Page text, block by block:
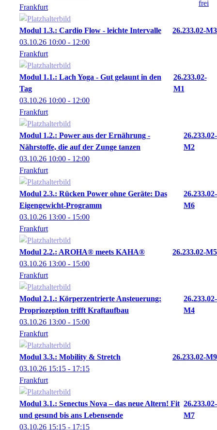
Frankfurt
Modul 1.3.: Cardio Flow - leichte Intervalle
26.233.02-M3
03.10.26 10:00 - 12:00
Frankfurt
Modul 1.1.: Lach Yoga - Gut gelaunt in den
Tag
26.233.02-
M1
03.10.26 10:00 - 12:00
Frankfurt
Modul 1.2.: Power aus der Ernährung -
Nährstoffe, die auf der Zunge tanzen
26.233.02-
M2
03.10.26 10:00 - 12:00
Frankfurt
Modul 2.3.: Rücken Power ohne Geräte: Das
Eigengewicht-Programm
26.233.02-
M6
03.10.26 13:00 - 15:00
Frankfurt
Modul 2.2.: AROHA® meets KAHA®
26.233.02-M5
03.10.26 13:00 - 15:00
Frankfurt
Modul 2.1.: Körperzentrierte Ansteuerung:
Propriozeption trifft Kraftaufbau
26.233.02-
M4
03.10.26 13:00 - 15:00
Frankfurt
Modul 3.3.: Mobility & Stretch
26.233.02-M9
03.10.26 15:15 - 17:15
Frankfurt
Modul 3.1.: Senectus Nova – das neue Altern! Fit
und gesund bis ans Lebensende
26.233.02-
M7
03.10.26 15:15 - 17:15